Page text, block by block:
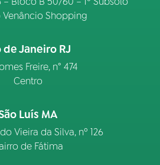
Shopping
de Janeiro RJ
Freire, n° 474
Centro
Luís MA
Vieira da Silva, nº 126
de Fátima